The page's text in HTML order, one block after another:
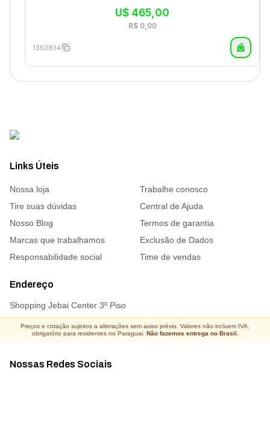
U$ 465,00
R$ 0,00
1350814
Links Úteis
Nossa loja
Trabalhe conosco
Tire suas dúvidas
Central de Ajuda
Nosso Blog
Termos de garantia
Marcas que trabalhamos
Exclusão de Dados
Responsabilidade social
Time de vendas
Endereço
Shopping Jebai Center 3º Piso
Nossas Redes Sociais
Preços e cotação sujeitos a alterações sem aviso prévio. Valores não incluem IVA,
obrigatório para residentes no Paraguai. Não fazemos entrega no Brasil.